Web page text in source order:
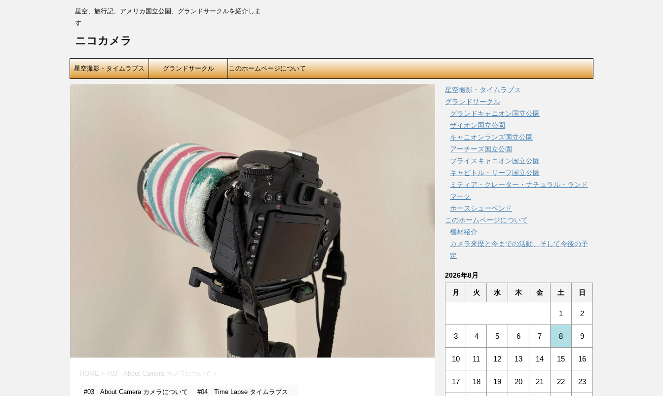
星空、旅行記、アメリカ国立公園、グランドサークルを紹介しま
す
ニコカメラ
星空撮影・タイムラプス グランドサークル このホームページについて
HOME > #03 About Camera カメラについて >
#03 About Camera カメラについて #04 Time Lapse タイムラプス
星空撮影・タイムラプス
グランドサークル
グランドキャニオン国立公園
ザイオン国立公園
キャニオンランズ国立公園
アーチーズ国立公園
ブライスキャニオン国立公園
キャピトル・リーフ国立公園
ミティア・クレーター・ナチュラル・ランド
マーク
ホースシューベンド
このホームページについて
機材紹介
カメラ来歴と今までの活動、そして今後の予
定
2026年8月
月 火 水 木 金 土 日
1 2
3 4 5 6 7 8 9
10 11 12 13 14 15 16
17 18 19 20 21 22 23